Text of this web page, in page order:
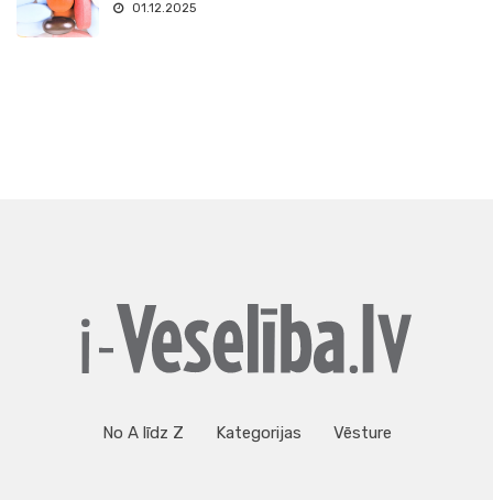
01.12.2025
No A līdz Z Kategorijas Vēsture